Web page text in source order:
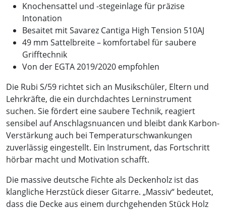
Knochensattel und -stegeinlage für präzise
Intonation
Besaitet mit Savarez Cantiga High Tension 510AJ
49 mm Sattelbreite – komfortabel für saubere
Grifftechnik
Von der EGTA 2019/2020 empfohlen
Die Rubi S/59 richtet sich an Musikschüler, Eltern und
Lehrkräfte, die ein durchdachtes Lerninstrument
suchen. Sie fördert eine saubere Technik, reagiert
sensibel auf Anschlagsnuancen und bleibt dank Karbon-
Verstärkung auch bei Temperaturschwankungen
zuverlässig eingestellt. Ein Instrument, das Fortschritt
hörbar macht und Motivation schafft.
Die massive deutsche Fichte als Deckenholz ist das
klangliche Herzstück dieser Gitarre. „Massiv“ bedeutet,
dass die Decke aus einem durchgehenden Stück Holz